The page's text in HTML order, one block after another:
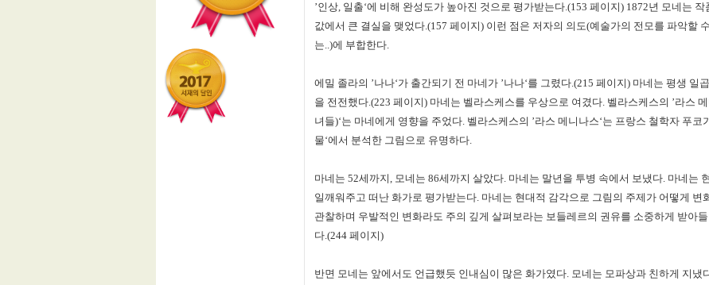
’인상, 일출‘에 비해 완성도가 높아진 것으로 평가받는다.(153 페이지) 1872년 모네는 작
값에서 큰 결실을 맺었다.(157 페이지) 이런 점은 저자의 의도(예술가의 전모를 파악할
는..)에 부합한다.
에밀 졸라의 ’나나‘가 출간되기 전 마네가 ’나나‘를 그렸다.(215 페이지) 마네는 평생 일
을 전전했다.(223 페이지) 마네는 벨라스케스를 우상으로 여겼다. 벨라스케스의 ’라스
녀들)‘는 마네에게 영향을 주었다. 벨라스케스의 ’라스 메니나스‘는 프랑스 철학자 푸코
물‘에서 분석한 그림으로 유명하다.
마네는 52세까지, 모네는 86세까지 살았다. 마네는 말년을 투병 속에서 보냈다. 마네는
일깨워주고 떠난 화가로 평가받는다. 마네는 현대적 감각으로 그림의 주제가 어떻게 변
관찰하며 우발적인 변화라도 주의 깊게 살펴보라는 보들레르의 권유를 소중하게 받아
다.(244 페이지)
반면 모네는 앞에서도 언급했듯 인내심이 많은 화가였다. 모네는 모파상과 친하게 지냈